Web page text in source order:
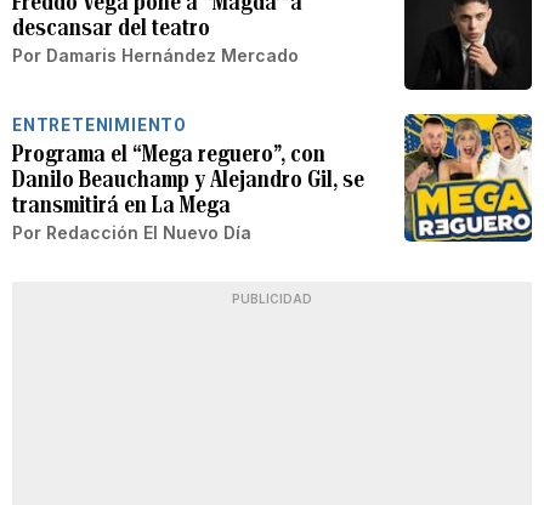
descansar del teatro
Por Damaris Hernández Mercado
ENTRETENIMIENTO
Programa el “Mega reguero”, con
Danilo Beauchamp y Alejandro Gil, se
transmitirá en La Mega
Por Redacción El Nuevo Día
PUBLICIDAD